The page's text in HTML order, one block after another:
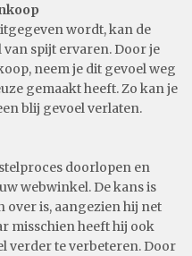
wordt, kan de
spijt ervaren. Door je
neem je dit gevoel weg
gemaakt heeft. Zo kan je
blij gevoel verlaten.
doorlopen en
webwinkel. De kans is
over is, aangezien hij net
misschien heeft hij ook
verder te verbeteren. Door